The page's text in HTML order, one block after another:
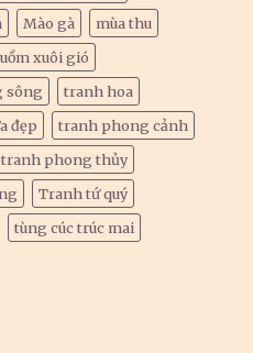
Mào gà
mùa thu
xuôi gió
sông
tranh hoa
đẹp
tranh phong cảnh
tranh phong thủy
Tranh tứ quý
tùng cúc trúc mai